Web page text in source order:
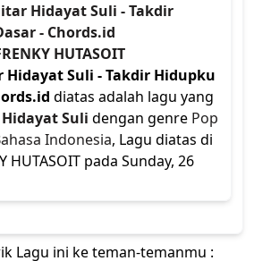
Hidayat Suli - Takdir
- Chords.id
HUTASOIT
Hidayat Suli - Takdir Hidupku
diatas adalah lagu yang
Hidayat Suli dengan genre Pop
Indonesia, Lagu diatas di
HUTASOIT pada Sunday, 26
Lagu ini ke teman-temanmu :